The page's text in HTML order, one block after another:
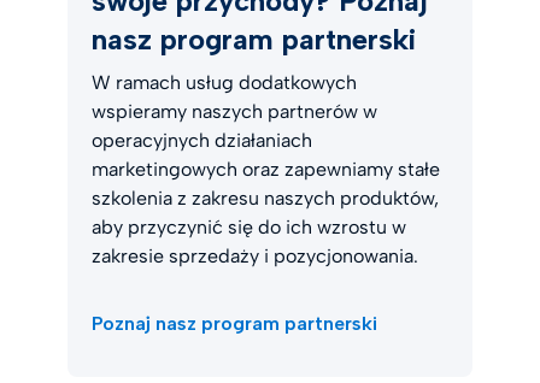
nasz program partnerski
W ramach usług dodatkowych
wspieramy naszych partnerów w
operacyjnych działaniach
marketingowych oraz zapewniamy stałe
szkolenia z zakresu naszych produktów,
aby przyczynić się do ich wzrostu w
zakresie sprzedaży i pozycjonowania.
Poznaj nasz program partnerski